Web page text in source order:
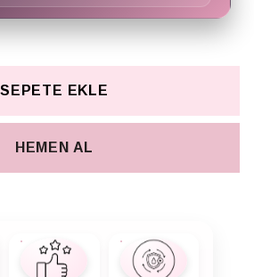
SEPETE EKLE
HEMEN AL